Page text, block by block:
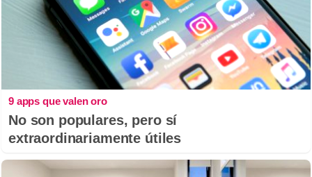
9 apps que valen oro
No son populares, pero sí
extraordinariamente útiles